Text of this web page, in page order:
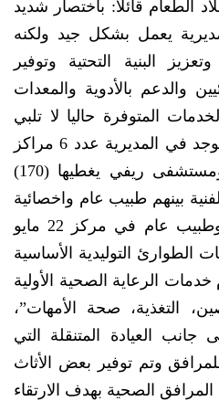
الطعام قائلا: باختصار شديد
يعمل بشكل جيد ولكنه
البنية التحتية وتوفير
والدعم بالأدوية والمعدات
المتوفرة حاليا لا تلبي
نسبة 40 % من السكان ويوجد في المديرية عدد 6 مراكز
صحية و13 وحدة صحية ومستشفى ريفي يغطيها (170)
بينهم طبيب عام واخصائية
نساء وولادة بالمستشفى وطبيب عام في مركز 22 مايو
الطوارئ التوليدية الأساسية
الرعاية الصحية الأولية
التغذية، صحة الأمهات”،
جانب العيادة المتنقلة التي
وتم توفير بعض الأثاث
الصحية بهدف الارتقاء